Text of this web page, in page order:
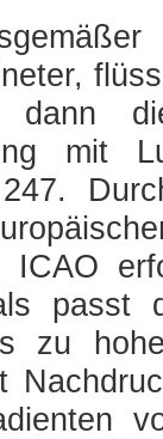
mit
ICAO
zu